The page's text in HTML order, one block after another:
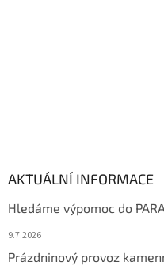
AKTUÁLNÍ INFORMACE
Hledáme výpomoc do
9.7.2026
Prázdninový provoz